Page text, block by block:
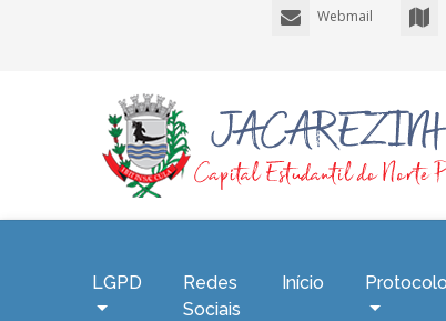
Webmail
LGPD
Redes
Sociais
Início Protocolo